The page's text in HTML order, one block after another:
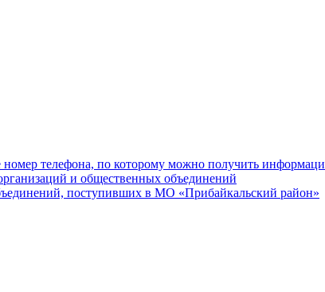
телефона, по которому можно получить
и общественных объединений
поступивших в МО «Прибайкальский район»